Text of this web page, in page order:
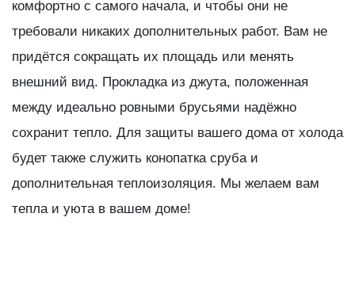
комфортно с самого начала, и чтобы они не
требовали никаких дополнительных работ. Вам не
придётся сокращать их площадь или менять
внешний вид. Прокладка из джута, положенная
между идеально ровными брусьями надёжно
сохранит тепло. Для защиты вашего дома от холода
будет также служить конопатка сруба и
дополнительная теплоизоляция. Мы желаем вам
тепла и уюта в вашем доме!